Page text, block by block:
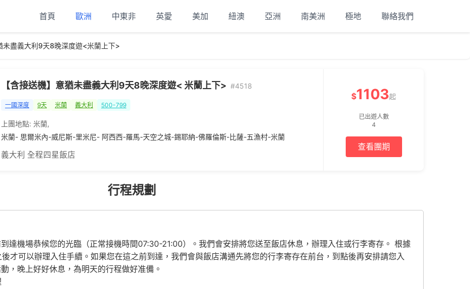
首頁 歐洲 中東非 英愛 美加 紐澳 亞洲 南美洲 極地 聯絡我們
未盡義大利9天8晚深度遊<米蘭上下>
【含接送機】意猶未盡義大利9天8晚深度遊< 米蘭上下> #4518
一國深度 9天 米蘭 義大利 500-799
上團地點: 米蘭,
米蘭- 思爾米內-威尼斯-里米尼- 阿西西-羅馬-天空之城-錫耶納-佛羅倫斯-比薩-五漁村-米蘭
義大利 全程四星飯店
$1103起
已出遊人數
4
查看團期
行程規劃
達機場恭候您的光臨（正常接機時間07:30-21:00）。我們會安排將您送至飯店休息，辦理入住或行李寄存。 根據
才可以辦理入住手續。如果您在這之前到達，我們會與飯店溝通先將您的行李寄存在前台，到點後再安排請您入
，晚上好好休息，為明天的行程做好准備。